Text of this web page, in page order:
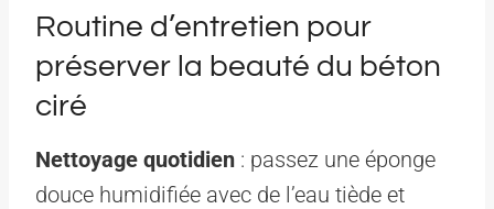
Routine d’entretien pour
préserver la beauté du béton
ciré
Nettoyage quotidien : passez une éponge
douce humidifiée avec de l’eau tiède et